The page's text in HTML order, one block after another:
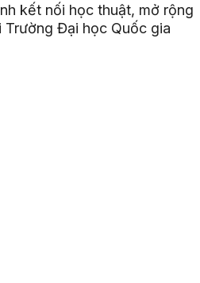
kết nối học thuật, mở rộng
Trường Đại học Quốc gia